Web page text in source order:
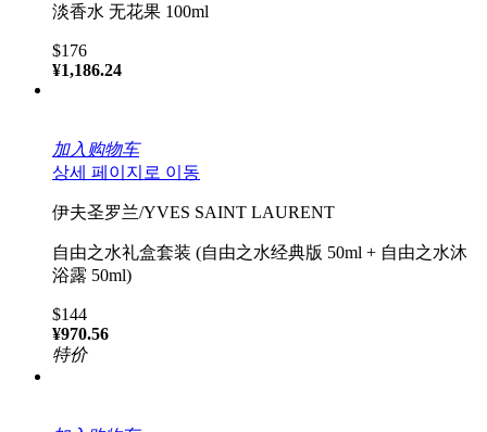
淡香水 无花果 100ml
$176
¥1,186.24
加入购物车
상세 페이지로 이동
伊夫圣罗兰/YVES SAINT LAURENT
自由之水礼盒套装 (自由之水经典版 50ml + 自由之水沐
浴露 50ml)
$144
¥970.56
特价